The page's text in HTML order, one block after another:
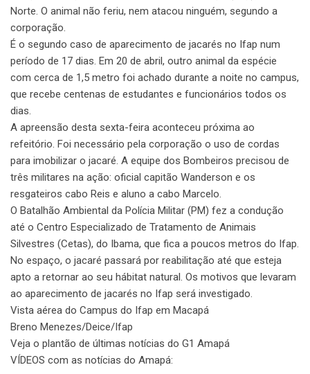
Norte. O animal não feriu, nem atacou ninguém, segundo a
corporação.
É o segundo caso de aparecimento de jacarés no Ifap num
período de 17 dias. Em 20 de abril, outro animal da espécie
com cerca de 1,5 metro foi achado durante a noite no campus,
que recebe centenas de estudantes e funcionários todos os
dias.
A apreensão desta sexta-feira aconteceu próxima ao
refeitório. Foi necessário pela corporação o uso de cordas
para imobilizar o jacaré. A equipe dos Bombeiros precisou de
três militares na ação: oficial capitão Wanderson e os
resgateiros cabo Reis e aluno a cabo Marcelo.
O Batalhão Ambiental da Polícia Militar (PM) fez a condução
até o Centro Especializado de Tratamento de Animais
Silvestres (Cetas), do Ibama, que fica a poucos metros do Ifap.
No espaço, o jacaré passará por reabilitação até que esteja
apto a retornar ao seu hábitat natural. Os motivos que levaram
ao aparecimento de jacarés no Ifap será investigado.
Vista aérea do Campus do Ifap em Macapá
Breno Menezes/Deice/Ifap
Veja o plantão de últimas notícias do G1 Amapá
VÍDEOS com as notícias do Amapá: